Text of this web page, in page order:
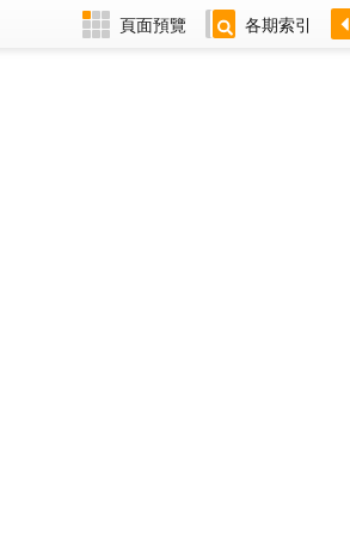
頁面預覽 各期索引